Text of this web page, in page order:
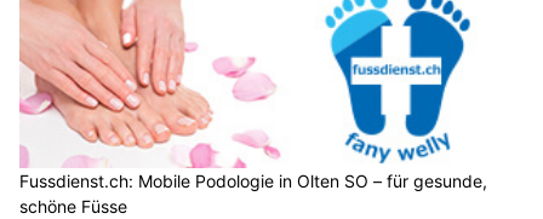
Fussdienst.ch: Mobile Podologie in Olten SO – für gesunde,
schöne Füsse